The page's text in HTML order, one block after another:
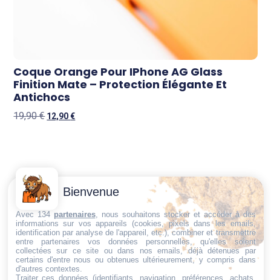
Coque Orange Pour IPhone AG Glass
Finition Mate – Protection Élégante Et
Antichocs
19,90€ 12,90€
Trouvez ce qu'il vous faut,
au bon endroit
Conditions
générales
de vente
Politique de
cookies
Politique de
confidentialité
Contactez-
Nous
Email:
dt@sasbms.fr
Bienvenue
Avec 134 partenaires, nous souhaitons stocker et accéder à des
informations sur vos appareils (cookies, pixels dans les emails,
identification par analyse de l'appareil, etc.), combiner et transmettre
entre partenaires vos données personnelles, qu'elles soient
collectées sur ce site ou dans nos emails, déjà détenues par
certains d'entre nous ou obtenues ultérieurement, y compris dans
d'autres contextes.
Traiter ces données (identifiants, navigation, préférences, achats,